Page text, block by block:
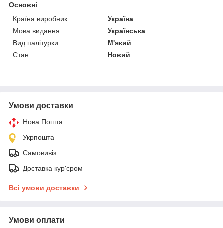
Основні
Країна виробник
Україна
Мова видання
Українська
Вид палітурки
М'який
Стан
Новий
Умови доставки
Нова Пошта
Укрпошта
Самовивіз
Доставка кур'єром
Всі умови доставки
Умови оплати